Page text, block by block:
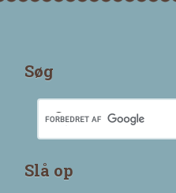
Søg
Slå op